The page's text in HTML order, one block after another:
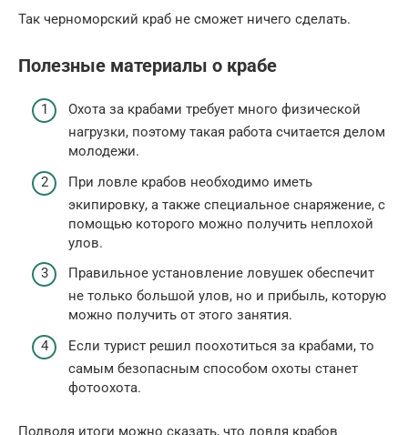
Так черноморский краб не сможет ничего сделать.
Полезные материалы о крабе
Охота за крабами требует много физической
нагрузки, поэтому такая работа считается делом
молодежи.
При ловле крабов необходимо иметь
экипировку, а также специальное снаряжение, с
помощью которого можно получить неплохой
улов.
Правильное установление ловушек обеспечит
не только большой улов, но и прибыль, которую
можно получить от этого занятия.
Если турист решил поохотиться за крабами, то
самым безопасным способом охоты станет
фотоохота.
Подводя итоги можно сказать, что ловля крабов